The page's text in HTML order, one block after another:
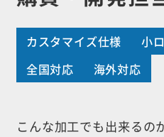
カスタマイズ仕様 小
全国対応
海外対応
こんな加工でも出来るの